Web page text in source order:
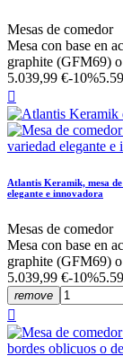
Mesas de comedor
Mesa con base en
graphite (GFM69)
5.039,99 €-10%

Atlantis Keramik, mesa
elegante e innovadora
Mesas de comedor
Mesa con base en
graphite (GFM69)
5.039,99 €-10%
remove
